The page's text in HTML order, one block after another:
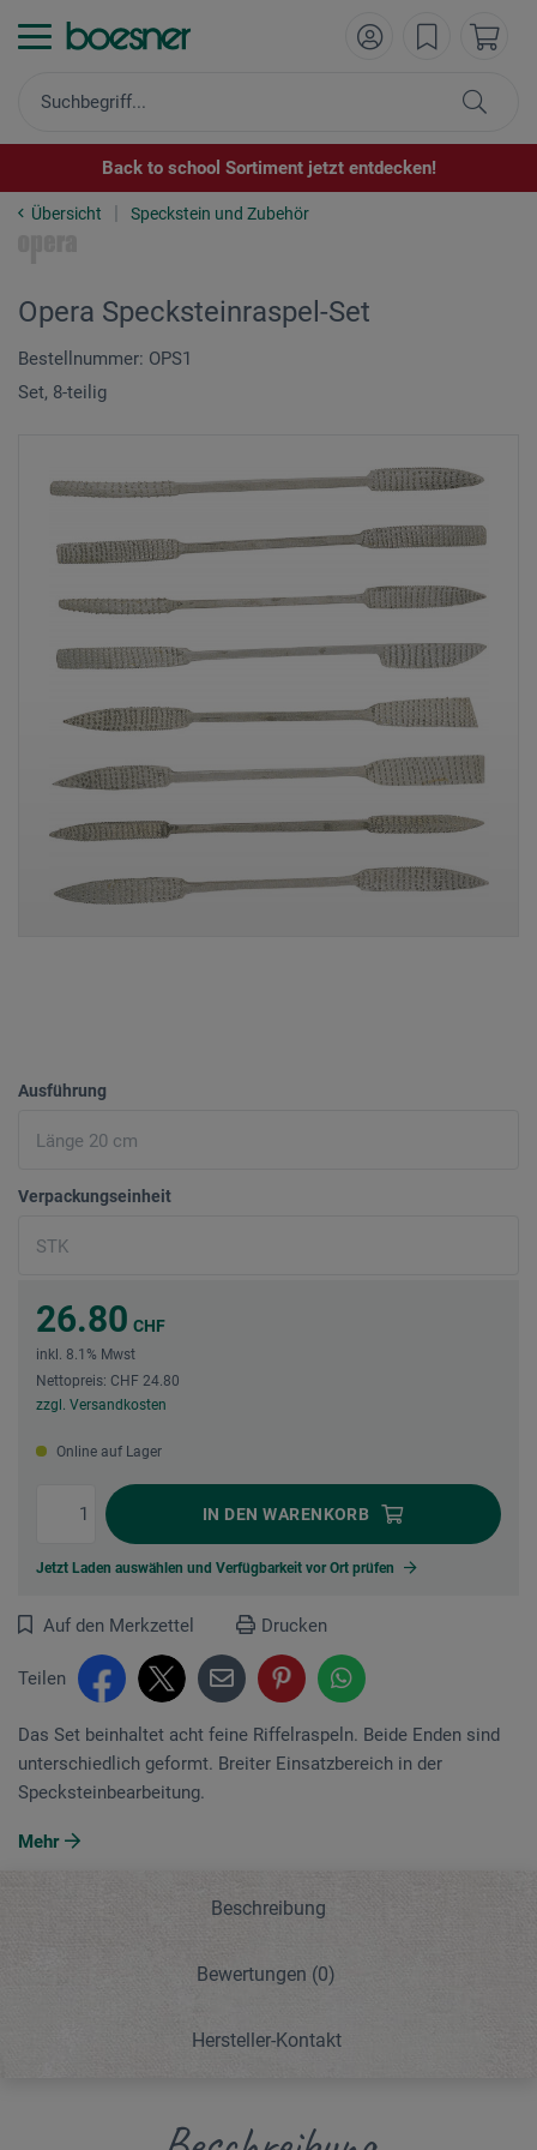
Back to school Sortiment jetzt entdecken!
Übersicht Speckstein und Zubehör
Opera Specksteinraspel-Set
Bestellnummer: OPS1
Set, 8-teilig
Ausführung
Verpackungseinheit
26.80 CHF
inkl. 8.1% Mwst
Nettopreis: CHF 24.80
zzgl. Versandkosten
Online auf Lager
IN DEN WARENKORB
Jetzt Laden auswählen und Verfügbarkeit vor Ort prüfen
Auf den Merkzettel Drucken
Teilen
Das Set beinhaltet acht feine Riffelraspeln. Beide Enden sind
unterschiedlich geformt. Breiter Einsatzbereich in der
Specksteinbearbeitung.
Mehr
Beschreibung
Bewertungen (0)
Hersteller-Kontakt